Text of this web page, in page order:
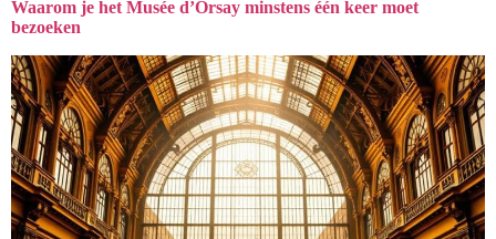
Waarom je het Musée d’Orsay minstens één keer moet
bezoeken